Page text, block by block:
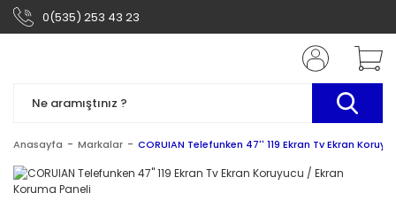
0(535) 253 43 23
Anasayfa Markalar CORUIAN Telefunken 47'' 119 Ekran Tv Ekran